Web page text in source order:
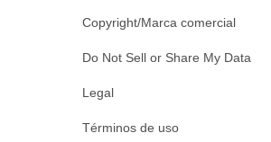
Copyright/Marca comercial
Do Not Sell or Share My Data
Legal
Términos de uso